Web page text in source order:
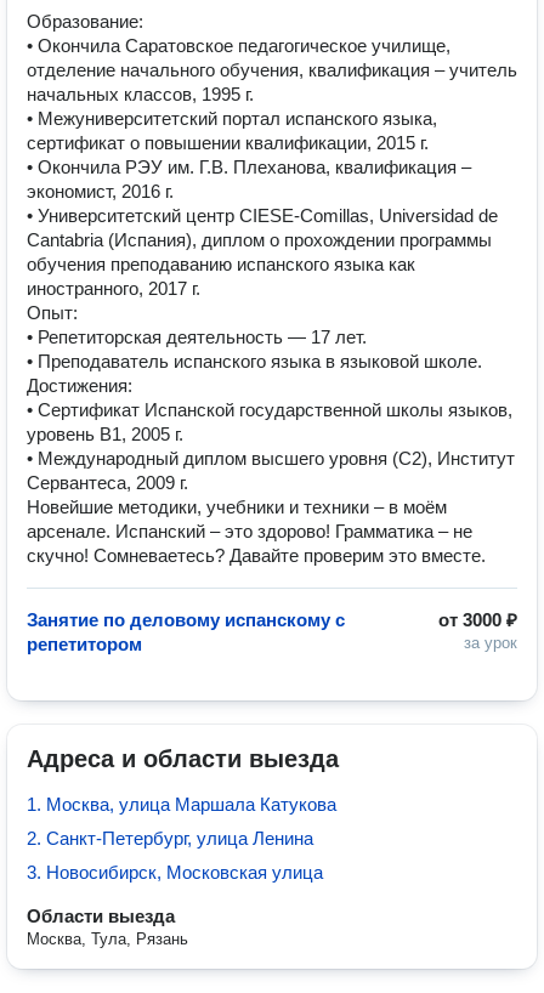
Образование:
• Окончила Саратовское педагогическое училище,
отделение начального обучения, квалификация – учитель
начальных классов, 1995 г.
• Межуниверситетский портал испанского языка,
сертификат о повышении квалификации, 2015 г.
• Окончила РЭУ им. Г.В. Плеханова, квалификация –
экономист, 2016 г.
• Университетский центр CIESE-Comillas, Universidad de
Cantabria (Испания), диплом о прохождении программы
обучения преподаванию испанского языка как
иностранного, 2017 г.
Опыт:
• Репетиторская деятельность — 17 лет.
• Преподаватель испанского языка в языковой школе.
Достижения:
• Сертификат Испанской государственной школы языков,
уровень В1, 2005 г.
• Международный диплом высшего уровня (С2), Институт
Сервантеса, 2009 г.
Новейшие методики, учебники и техники – в моём
арсенале. Испанский – это здорово! Грамматика – не
скучно! Сомневаетесь? Давайте проверим это вместе.
от 3000 ₽
за урок
Занятие по деловому испанскому с
репетитором
Адреса и области выезда
1. Москва, улица Маршала Катукова
2. Санкт-Петербург, улица Ленина
3. Новосибирск, Московская улица
Области выезда
Москва, Тула, Рязань